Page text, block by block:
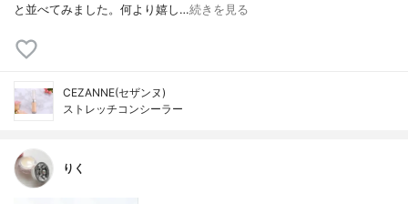
と並べてみました。何より嬉し…続きを見る
CEZANNE(セザンヌ)
ストレッチコンシーラー
りく